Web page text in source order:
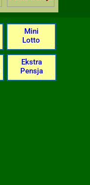
Mini
Lotto
Ekstra
Pensja